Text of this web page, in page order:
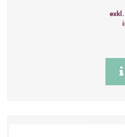
exkl.